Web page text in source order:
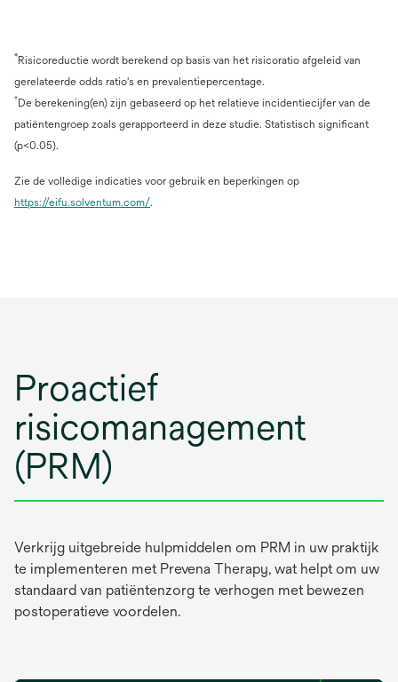
*Risicoreductie wordt berekend op basis van het risicoratio afgeleid van
gerelateerde odds ratio's en prevalentiepercentage.
†De berekening(en) zijn gebaseerd op het relatieve incidentiecijfer van de
patiëntengroep zoals gerapporteerd in deze studie. Statistisch significant
(p<0.05).
Zie de volledige indicaties voor gebruik en beperkingen op
https://eifu.solventum.com/.
Proactief
risicomanagement
(PRM)
Verkrijg uitgebreide hulpmiddelen om PRM in uw praktijk
te implementeren met Prevena Therapy, wat helpt om uw
standaard van patiëntenzorg te verhogen met bewezen
postoperatieve voordelen.